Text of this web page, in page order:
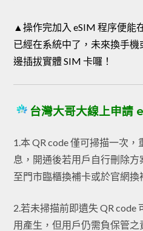
▲操作完加入 eSIM 程序便能
已經在系統中了，未來換手
邊插拔實體 SIM 卡囉！
台灣大哥大線上申請
1.本 QR code 僅可掃描一次
息，開通後若用戶自行刪除
至門市臨櫃換補卡或於官網換
2.若未掃描前即遺失 QR code
用產生，但用戶仍需負保管